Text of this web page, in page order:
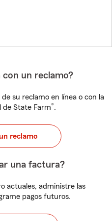
con un reclamo?
su reclamo en línea o con la
de State Farm®.
reclamo
una factura?
actuales, administre las
pagos futuros.